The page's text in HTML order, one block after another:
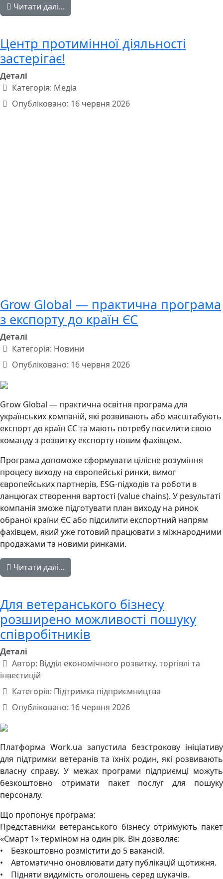
Читати далі...
Центр протимінної діяльності
застерігає!
Деталі
Категорія: Медіа
Опубліковано: 16 червня 2026
Grow Global — практична програма
з експорту до країн ЄС
Деталі
Категорія: Новини
Опубліковано: 16 червня 2026
Grow Global — практична освітня програма для
українських компаній, які розвивають або масштабують
експорт до країн ЄС та мають потребу посилити свою
команду з розвитку експорту новим фахівцем.
Програма допоможе сформувати цілісне розуміння
процесу виходу на європейські ринки, вимог
європейських партнерів, ESG-підходів та роботи в
ланцюгах створення вартості (value chains). У результаті
компанія зможе підготувати план виходу на ринок
обраної країни ЄС або підсилити експортний напрям
фахівцем, який уже готовий працювати з міжнародними
продажами та новими ринками.
Читати далі...
Для ветеранського бізнесу
розширено можливості пошуку
співробітників
Деталі
Автор: Відділ економічного розвитку, торгівлі та
інвестицій
Категорія: Підтримка підприємництва
Опубліковано: 16 червня 2026
Платформа Work.ua запустила безстрокову ініціативу
для підтримки ветеранів та їхніх родин, які розвивають
власну справу. У межах програми підприємці можуть
безкоштовно отримати пакет послуг для пошуку
персоналу.
Що пропонує програма:
Представники ветеранського бізнесу отримують пакет
«Смарт 1» терміном на один рік. Він дозволяє:
• Безкоштовно розмістити до 5 вакансій.
• Автоматично оновлювати дату публікацій щотижня.
• Підняти видимість оголошень серед шукачів.